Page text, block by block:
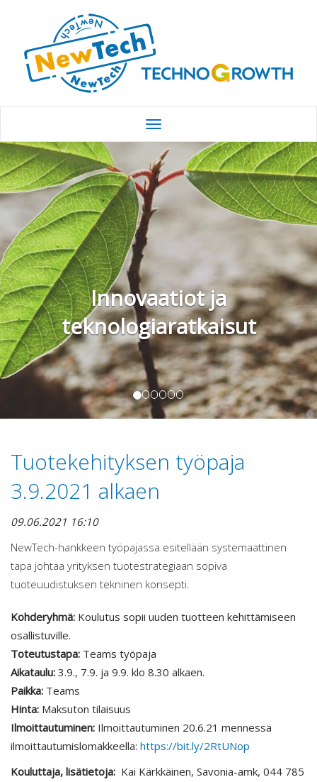
Innovaatiot ja
teknologiaratkaisut
Tuotekehityksen työpaja
3.9.2021 alkaen
09.06.2021 16:10
NewTech-hankkeen työpajassa esitellään systemaattinen
tapa johtaa yrityksen tuotestrategiaan sopiva
tuoteuudistuksen tekninen konsepti.
Kohderyhmä: Koulutus sopii uuden tuotteen kehittämiseen
osallistuville.
Toteutustapa: Teams työpaja
Aikataulu: 3.9., 7.9. ja 9.9. klo 8.30 alkaen.
Paikka: Teams
Hinta: Maksuton tilaisuus
Ilmoittautuminen: Ilmoittautuminen 20.6.21 mennessä
ilmoittautumislomakkeella: https://bit.ly/2RtUNop
Kouluttaja, lisätietoja: Kai Kärkkäinen, Savonia-amk, 044 785